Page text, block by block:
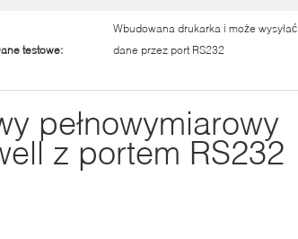
testowe:
Wbudowana drukarka i może wysyłać
dane przez port RS232
pełnowymiarowy
z portem RS232